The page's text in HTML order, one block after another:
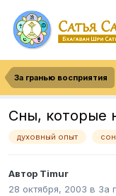
За гранью восприятия
Сны, которые
духовный опыт
Автор Timur
28 октября, 2003 в За